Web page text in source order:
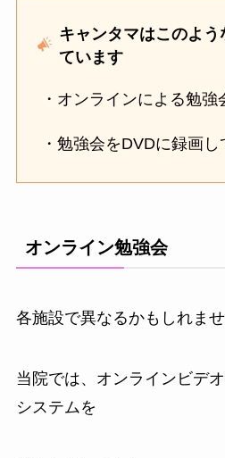
キャンタマはこのよう
ています
・オンラインによる勉強
・勉強会をDVDに録画し
オンライン勉強会
各施設で異なるかもしれませ
当院では、オンラインビデ
システムを